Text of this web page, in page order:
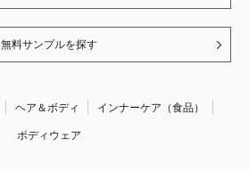
無料サンプルを探す
ヘア＆ボディ
インナーケア（食品）
ボディウェア